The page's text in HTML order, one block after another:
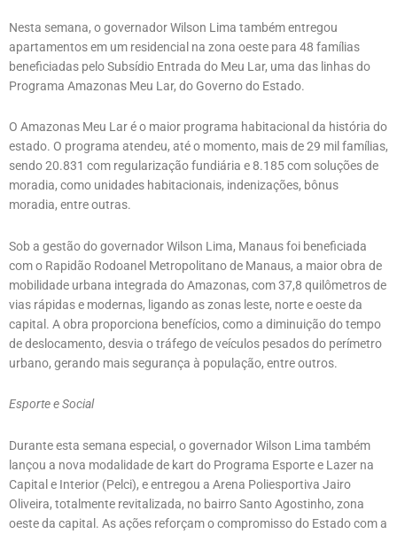
Nesta semana, o governador Wilson Lima também entregou
apartamentos em um residencial na zona oeste para 48 famílias
beneficiadas pelo Subsídio Entrada do Meu Lar, uma das linhas do
Programa Amazonas Meu Lar, do Governo do Estado.
O Amazonas Meu Lar é o maior programa habitacional da história do
estado. O programa atendeu, até o momento, mais de 29 mil famílias,
sendo 20.831 com regularização fundiária e 8.185 com soluções de
moradia, como unidades habitacionais, indenizações, bônus
moradia, entre outras.
Sob a gestão do governador Wilson Lima, Manaus foi beneficiada
com o Rapidão Rodoanel Metropolitano de Manaus, a maior obra de
mobilidade urbana integrada do Amazonas, com 37,8 quilômetros de
vias rápidas e modernas, ligando as zonas leste, norte e oeste da
capital. A obra proporciona benefícios, como a diminuição do tempo
de deslocamento, desvia o tráfego de veículos pesados do perímetro
urbano, gerando mais segurança à população, entre outros.
Esporte e Social
Durante esta semana especial, o governador Wilson Lima também
lançou a nova modalidade de kart do Programa Esporte e Lazer na
Capital e Interior (Pelci), e entregou a Arena Poliesportiva Jairo
Oliveira, totalmente revitalizada, no bairro Santo Agostinho, zona
oeste da capital. As ações reforçam o compromisso do Estado com a